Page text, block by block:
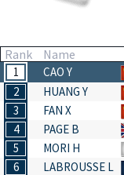
Rank Name
1 CAO Y
2
HUANG Y
3
FAN X
4
PAGE B
5
MORI H
6
LABROUSSE L